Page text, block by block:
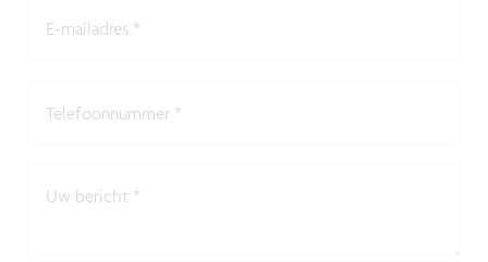
E-mailadres *
Telefoonnummer *
Uw bericht *